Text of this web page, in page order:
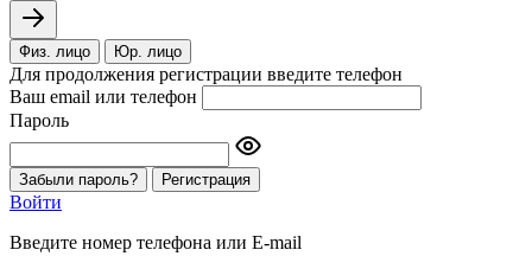
Физ. лицо Юр. лицо
Для продолжения регистрации введите телефон
Ваш email или телефон
Пароль
Забыли пароль? Регистрация
Войти
Введите номер телефона или E-mail